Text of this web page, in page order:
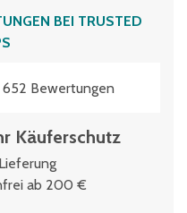
BEI TRUSTED
Bewertungen
Käuferschutz
ab 200 €